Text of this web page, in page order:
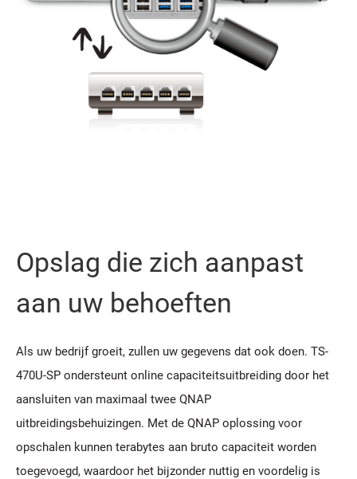
Opslag die zich aanpast
aan uw behoeften
Als uw bedrijf groeit, zullen uw gegevens dat ook doen. TS-
470U-SP ondersteunt online capaciteitsuitbreiding door het
aansluiten van maximaal twee QNAP
uitbreidingsbehuizingen. Met de QNAP oplossing voor
opschalen kunnen terabytes aan bruto capaciteit worden
toegevoegd, waardoor het bijzonder nuttig en voordelig is